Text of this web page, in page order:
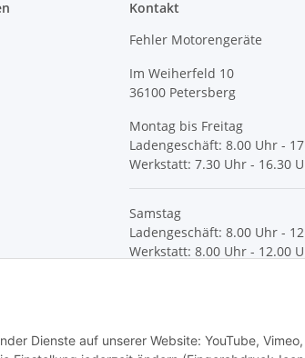
Kontakt
Fehler Motorengeräte
Im Weiherfeld 10
36100 Petersberg
Montag bis Freitag
Ladengeschäft: 8.00 Uhr -
Werkstatt: 7.30 Uhr - 16.30
Samstag
Ladengeschäft: 8.00 Uhr -
Werkstatt: 8.00 Uhr - 12.00
Motorgeräte
Dienste auf unserer Website: YouTube,